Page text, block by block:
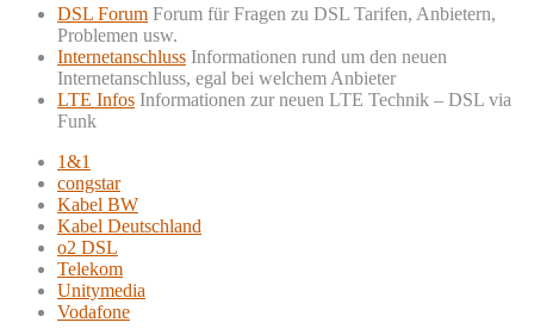
DSL Forum Forum für Fragen zu DSL Tarifen, Anbietern,
Problemen usw.
Internetanschluss Informationen rund um den neuen
Internetanschluss, egal bei welchem Anbieter
LTE Infos Informationen zur neuen LTE Technik – DSL via
Funk
1&1
congstar
Kabel BW
Kabel Deutschland
o2 DSL
Telekom
Unitymedia
Vodafone